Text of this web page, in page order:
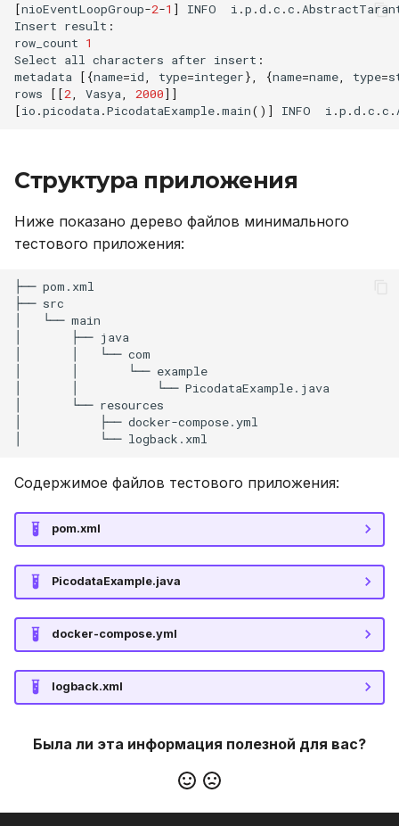
[nioEventLoopGroup-2-1 ] INFO i .p .d .c .c .
Insert result :
row_count 1
Select all characters after insert :
metadata [{name=id, type=integer}, {name=name, type=
rows
[[2, Vasya, 2000]]
[io .picodata.PicodataExample.main()] INFO i .p .d .c .c .
Структура приложения
Ниже показано дерево файлов минимального
тестового приложения:
├── pom.xml
├── src
│   └── main
│       ├── java
│       │   └── com
│       │       └── example
│       │           └── PicodataExample.java
│       └── resources
│           ├── docker-compose.yml
│           └── logback.xml
Содержимое файлов тестового приложения:
pom.xml
PicodataExample.java
docker-compose.yml
logback.xml
Была ли эта информация полезной для вас?